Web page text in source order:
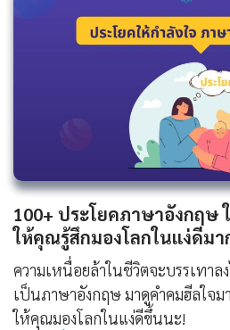
100+ ประโยคภาษาอังกฤษ
ให้คุณรู้สึกมองโลกในแง่ดีม
ความเหนื่อยล้าในชีวิตจะบรรเทาล
เป็นภาษาอังกฤษ มาดูคำคมฮีลใจม
ให้คุณมองโลกในแง่ดีขึ้นนะ!